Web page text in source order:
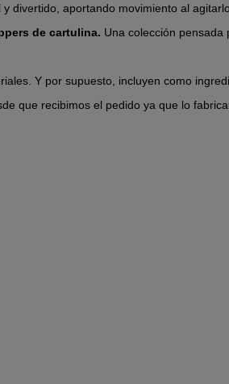
divertido, aportando movimiento al
de cartulina. Una colección pensada
Y por supuesto, incluyen como
que recibimos el pedido ya que lo